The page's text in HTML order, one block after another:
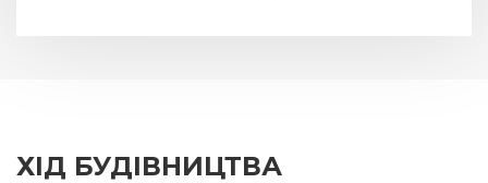
ХІД БУДІВНИЦТВА